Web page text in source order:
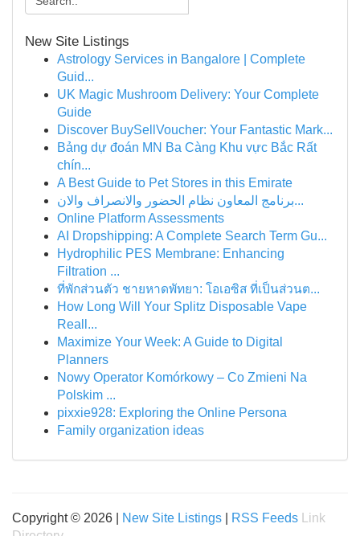
New Site Listings
Astrology Services in Bangalore | Complete
Guid...
UK Magic Mushroom Delivery: Your Complete
Guide
Discover BuySellVoucher: Your Fantastic Mark...
Bảng dự đoán MN Ba Càng Khu vực Bắc Rất
chín...
A Best Guide to Pet Stores in this Emirate
برنامج المعاون نظام الحضور والانصراف والان...
Online Platform Assessments
AI Dropshipping: A Complete Search Term Gu...
Hydrophilic PES Membrane: Enhancing
Filtration ...
ที่พักส่วนตัว ชายหาดพัทยา: โอเอซิส ที่เป็นส่วนต...
How Long Will Your Splitz Disposable Vape
Reall...
Maximize Your Week: A Guide to Digital
Planners
Nowy Operator Komórkowy – Co Zmieni Na
Polskim ...
pixxie928: Exploring the Online Persona
Family organization ideas
Copyright © 2026 | New Site Listings RSS Feeds
Link